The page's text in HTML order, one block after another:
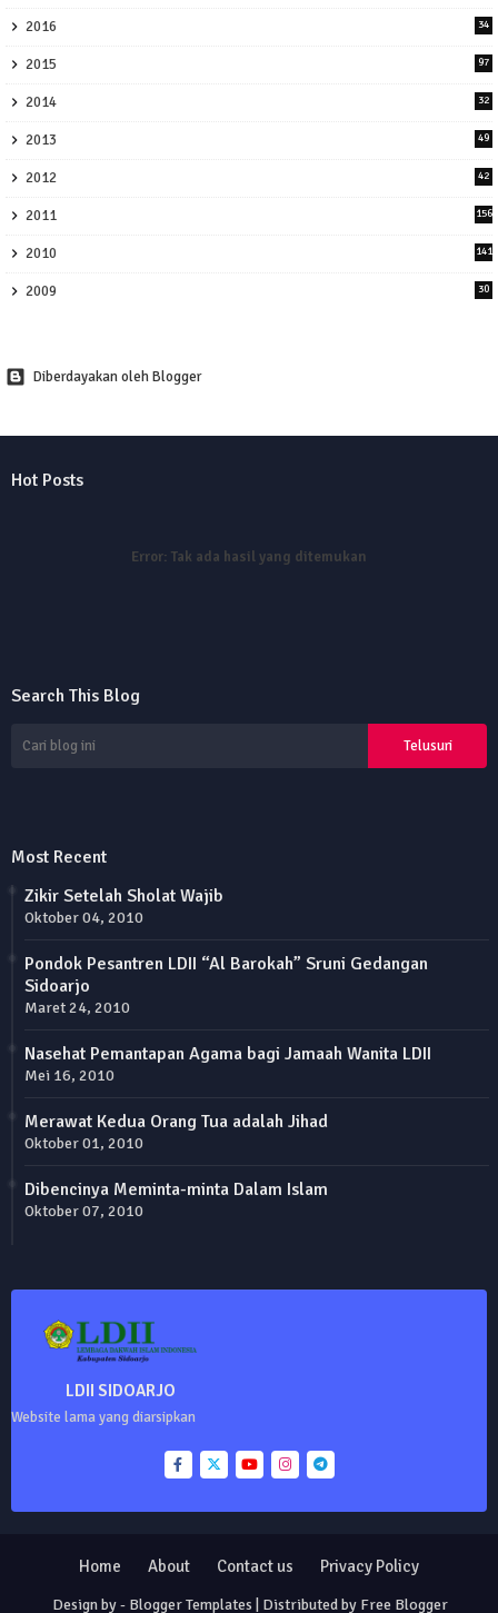
2016 34
2015 97
2014 32
2013 49
2012 42
2011 156
2010 141
2009 30
Diberdayakan oleh Blogger
Hot Posts
Error: Tak ada hasil yang ditemukan
Search This Blog
Most Recent
Zikir Setelah Sholat Wajib
Oktober 04, 2010
Pondok Pesantren LDII “Al Barokah” Sruni Gedangan
Sidoarjo
Maret 24, 2010
Nasehat Pemantapan Agama bagi Jamaah Wanita LDII
Mei 16, 2010
Merawat Kedua Orang Tua adalah Jihad
Oktober 01, 2010
Dibencinya Meminta-minta Dalam Islam
Oktober 07, 2010
LDII SIDOARJO
Website lama yang diarsipkan
Design by - Blogger Templates | Distributed by Free Blogger
Home About Contact us Privacy Policy